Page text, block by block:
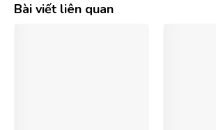
Bài viết liên quan